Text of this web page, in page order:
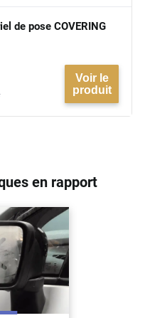
de pose COVERING
Voir le
produit
en rapport